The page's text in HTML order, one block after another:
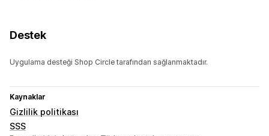
Destek
Uygulama desteği Shop Circle tarafından sağlanmaktadır.
Kaynaklar
Gizlilik politikası
SSS